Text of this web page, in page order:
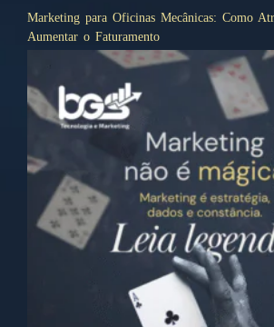
Marketing para Oficinas Mecânicas: Como
Aumentar o Faturamento